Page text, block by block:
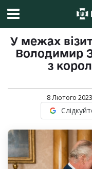
У межах
Володимир
з
8 Лютого